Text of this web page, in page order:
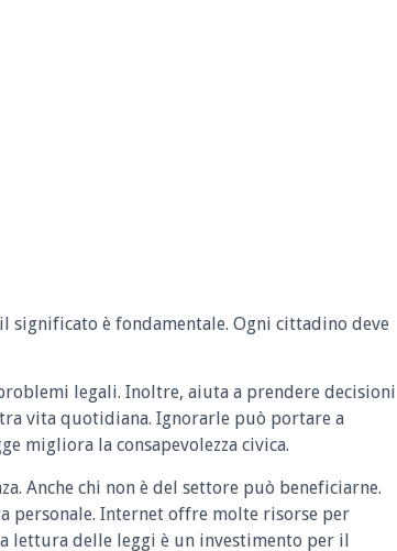
significato è fondamentale. Ogni cittadino deve
legali. Inoltre, aiuta a prendere decisioni
vita quotidiana. Ignorarle può portare a
migliora la consapevolezza civica.
Anche chi non è del settore può beneficiarne.
personale. Internet offre molte risorse per
lettura delle leggi è un investimento per il